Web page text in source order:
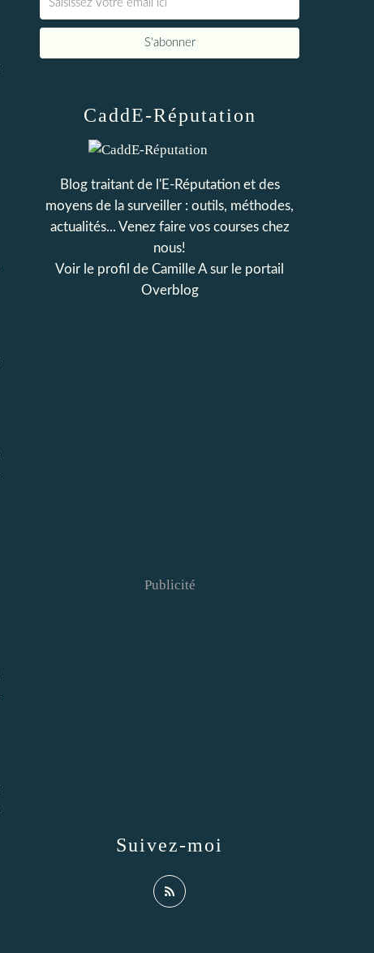
CaddE-Réputation
Blog traitant de l'E-Réputation et des
moyens de la surveiller : outils, méthodes,
actualités... Venez faire vos courses chez
nous!
Voir le profil de Camille A sur le portail
Overblog
Suivez-moi
Publicité